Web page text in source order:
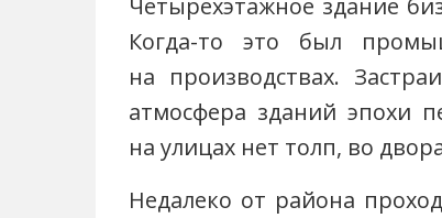
Когда-то это был
на производствах.
атмосфера зданий эпохи
на улицах нет толп, во
Недалеко от района